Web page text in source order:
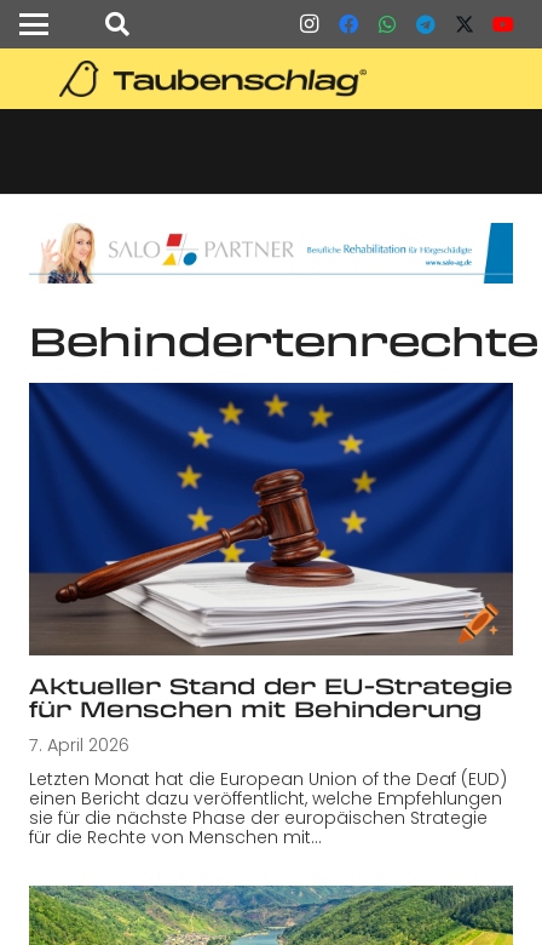
Behindertenrechte
Aktueller Stand der EU-Strategie
für Menschen mit Behinderung
7. April 2026
Letzten Monat hat die European Union of the Deaf (EUD)
einen Bericht dazu veröffentlicht, welche Empfehlungen
sie für die nächste Phase der europäischen Strategie
für die Rechte von Menschen mit…